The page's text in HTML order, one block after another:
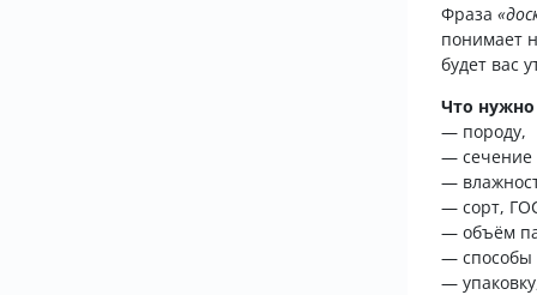
Фраза
понимает
будет вас
Что нужно
— породу,
— сечение
—
— сорт,
— объём
— способы
—